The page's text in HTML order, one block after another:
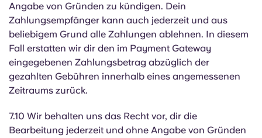
Angabe von Gründen zu kündigen. Dein
Zahlungsempfänger kann auch jederzeit und aus
beliebigem Grund alle Zahlungen ablehnen. In diesem
Fall erstatten wir dir den im Payment Gateway
eingegebenen Zahlungsbetrag abzüglich der
gezahlten Gebühren innerhalb eines angemessenen
Zeitraums zurück.
7.10 Wir behalten uns das Recht vor, dir die
Bearbeitung jederzeit und ohne Angabe von Gründen